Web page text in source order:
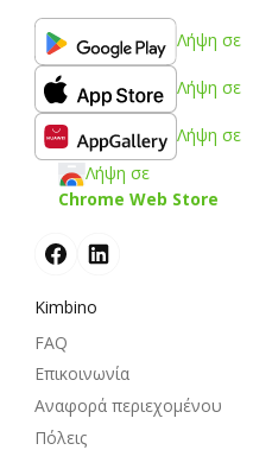
Λήψη σε
Λήψη σε
Λήψη σε
Λήψη σε
Chrome Web Store
Kimbino
FAQ
Επικοινωνία
Αναφορά περιεχομένου
Πόλεις